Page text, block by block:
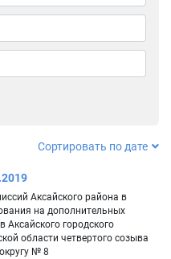
Сортировать по дате
Аксайского района в
на дополнительных
Аксайского городского
области четвертого созыва
№ 8